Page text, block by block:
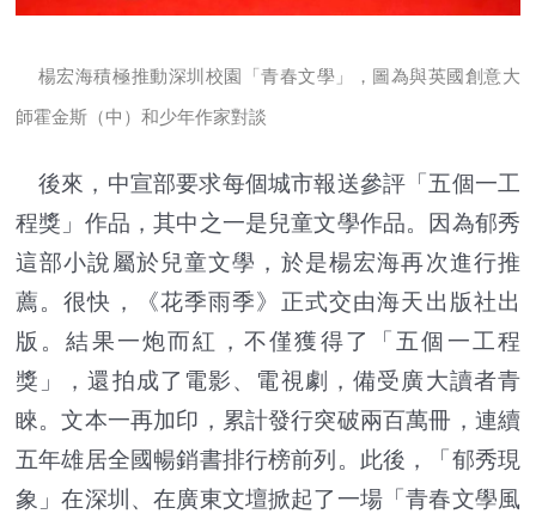
楊宏海積極推動深圳校園「青春文學」，圖為與英國創意大
師霍金斯（中）和少年作家對談
後來，中宣部要求每個城市報送參評「五個一工
程獎」作品，其中之一是兒童文學作品。因為郁秀
這部小說屬於兒童文學，於是楊宏海再次進行推
薦。很快，《花季雨季》正式交由海天出版社出
版。結果一炮而紅，不僅獲得了「五個一工程
獎」，還拍成了電影、電視劇，備受廣大讀者青
睞。文本一再加印，累計發行突破兩百萬冊，連續
五年雄居全國暢銷書排行榜前列。此後，「郁秀現
象」在深圳、在廣東文壇掀起了一場「青春文學風